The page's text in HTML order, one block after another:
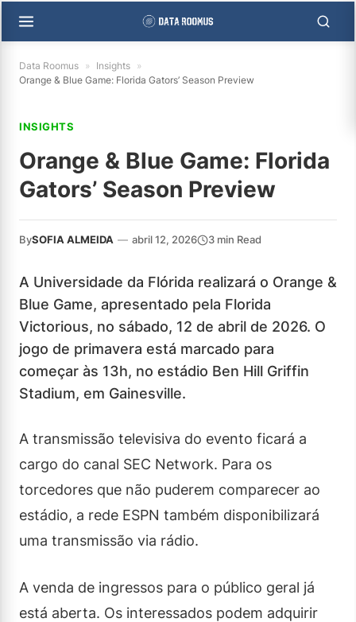
Data Roomus » Insights »
Orange & Blue Game: Florida Gators’ Season Preview
INSIGHTS
Orange & Blue Game: Florida
Gators’ Season Preview
BySOFIA ALMEIDA — abril 12, 2026 3 min Read
A Universidade da Flórida realizará o Orange &
Blue Game, apresentado pela Florida
Victorious, no sábado, 12 de abril de 2026. O
jogo de primavera está marcado para
começar às 13h, no estádio Ben Hill Griffin
Stadium, em Gainesville.
A transmissão televisiva do evento ficará a
cargo do canal SEC Network. Para os
torcedores que não puderem comparecer ao
estádio, a rede ESPN também disponibilizará
uma transmissão via rádio.
A venda de ingressos para o público geral já
está aberta. Os interessados podem adquirir